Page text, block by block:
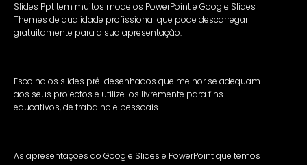
Slides Ppt tem muitos modelos PowerPoint e Google Slides
Themes de qualidade profissional que pode descarregar
gratuitamente para a sua apresentação.
Escolha os slides pré-desenhados que melhor se adequam
aos seus projectos e utilize-os livremente para fins
educativos, de trabalho e pessoais.
As apresentações do Google Slides e PowerPoint que temos